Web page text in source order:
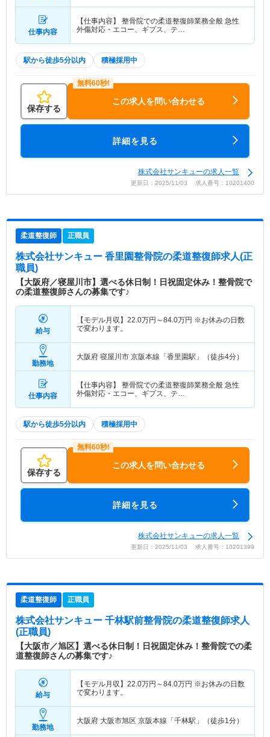
仕事内容
【仕事内容】 整骨院での柔道整復師業務全般 急性
外傷対応・エコー、ギプス、テ…
駅から徒歩5分以内 積極採用中
保存する
この求人を問い合わせる
詳細を見る
株式会社サンキューの求人一覧
更新日：2025/11/03 求人番号：10201400
柔道整復師 正職員
株式会社サンキュー 香里園整骨院の柔道整復師求人(正
職員)
【大阪府／寝屋川市】選べる休日制！日祝固定休み！整骨院で
の柔道整復師さんの募集です♪
給与
【モデル月収】 22.0万円～84.0万円 ※お休みの日数
で変わります。
勤務地
大阪府 寝屋川市 京阪本線「香里園駅」（徒歩4分）
仕事内容
【仕事内容】 整骨院での柔道整復師業務全般 急性
外傷対応・エコー、ギプス、テ…
駅から徒歩5分以内 積極採用中
保存する
この求人を問い合わせる
詳細を見る
株式会社サンキューの求人一覧
更新日：2025/11/03 求人番号：10201399
柔道整復師 正職員
株式会社サンキュー 千林駅前整骨院の柔道整復師求人
(正職員)
【大阪市／旭区】選べる休日制！日祝固定休み！整骨院での柔
道整復師さんの募集です♪
給与
【モデル月収】 22.0万円～84.0万円 ※お休みの日数
で変わります。
勤務地
大阪府 大阪市旭区 京阪本線「千林駅」（徒歩1分）